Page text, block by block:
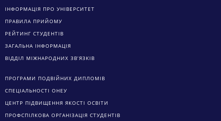
ІНФОРМАЦІЯ ПРО УНІВЕРСИТЕТ
ПРАВИЛА ПРИЙОМУ
РЕЙТИНГ СТУДЕНТІВ
ЗАГАЛЬНА ІНФОРМАЦІЯ
ВІДДІЛ МІЖНАРОДНИХ ЗВ’ЯЗКІВ
ПРОГРАМИ ПОДВІЙНИХ ДИПЛОМІВ
СПЕЦІАЛЬНОСТІ ОНЕУ
ЦЕНТР ПІДВИЩЕННЯ ЯКОСТІ ОСВІТИ
ПРОФСПІЛКОВА ОРГАНІЗАЦІЯ СТУДЕНТІВ